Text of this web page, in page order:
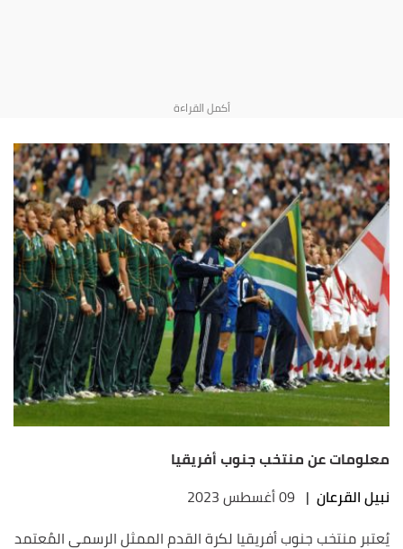
معلومات عن منتخب جنوب أفريقيا
نبيل القرعان | 09 أغسطس 2023
يُعتبر منتخب جنوب أفريقيا لكرة القدم الممثل الرسمي المُعتمد